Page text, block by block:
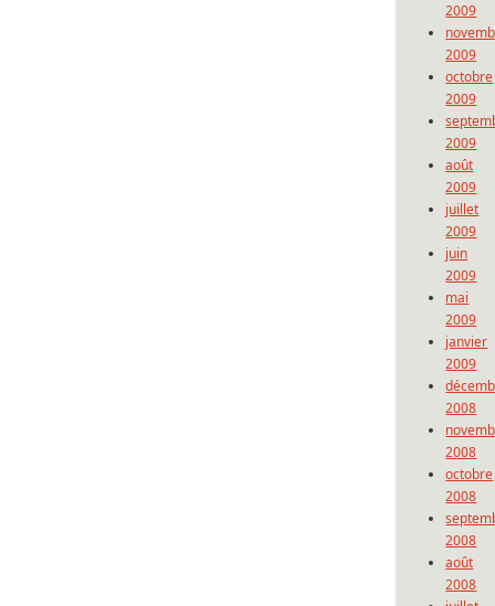
2009
2009
octobre
2009
2009
août
2009
juillet
2009
juin
2009
mai
2009
janvier
2009
2008
2008
octobre
2008
2008
août
2008